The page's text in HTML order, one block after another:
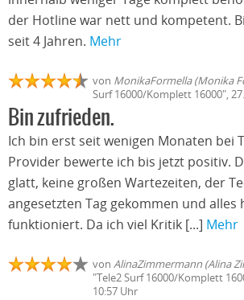
der Hotline war nett und kompetent.
seit 4 Jahren. Mehr
von MonikaFormella (Monika
Surf 16000/Komplett 16000",
Bin zufrieden.
Ich bin erst seit wenigen Monaten bei
Provider bewerte ich bis jetzt positiv.
glatt, keine großen Wartezeiten, der
angesetzten Tag gekommen und alles
funktioniert. Da ich viel Kritik [...] Mehr
von AlinaZimmermann (Alina
"Tele2 Surf 16000/Komplett
10:57 Uhr